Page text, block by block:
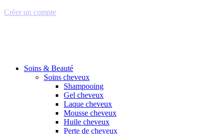
Créer un compte
Soins & Beauté
Soins cheveux
Shampooing
Gel cheveux
Laque cheveux
Mousse cheveux
Huile cheveux
Perte de cheveux